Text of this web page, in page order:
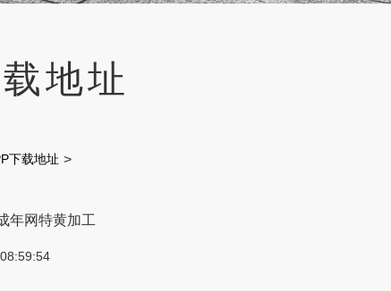
地址
下载地址 >
年网特黄加工
08:59:54